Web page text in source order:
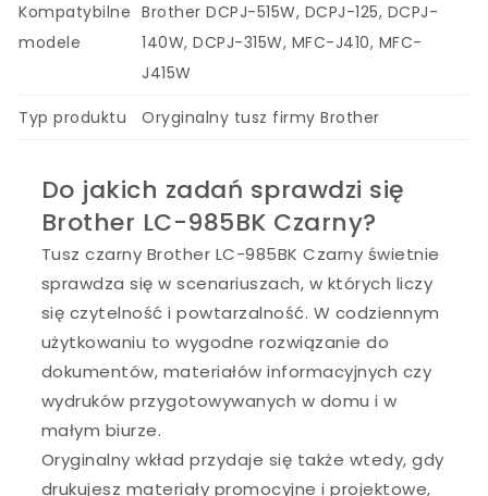
Kompatybilne
modele
Brother DCPJ-515W, DCPJ-125, DCPJ-
140W, DCPJ-315W, MFC-J410, MFC-
J415W
Typ produktu Oryginalny tusz firmy Brother
Do jakich zadań sprawdzi się
Brother LC-985BK Czarny?
Tusz czarny Brother LC-985BK Czarny świetnie
sprawdza się w scenariuszach, w których liczy
się czytelność i powtarzalność. W codziennym
użytkowaniu to wygodne rozwiązanie do
dokumentów, materiałów informacyjnych czy
wydruków przygotowywanych w domu i w
małym biurze.
Oryginalny wkład przydaje się także wtedy, gdy
drukujesz materiały promocyjne i projektowe,